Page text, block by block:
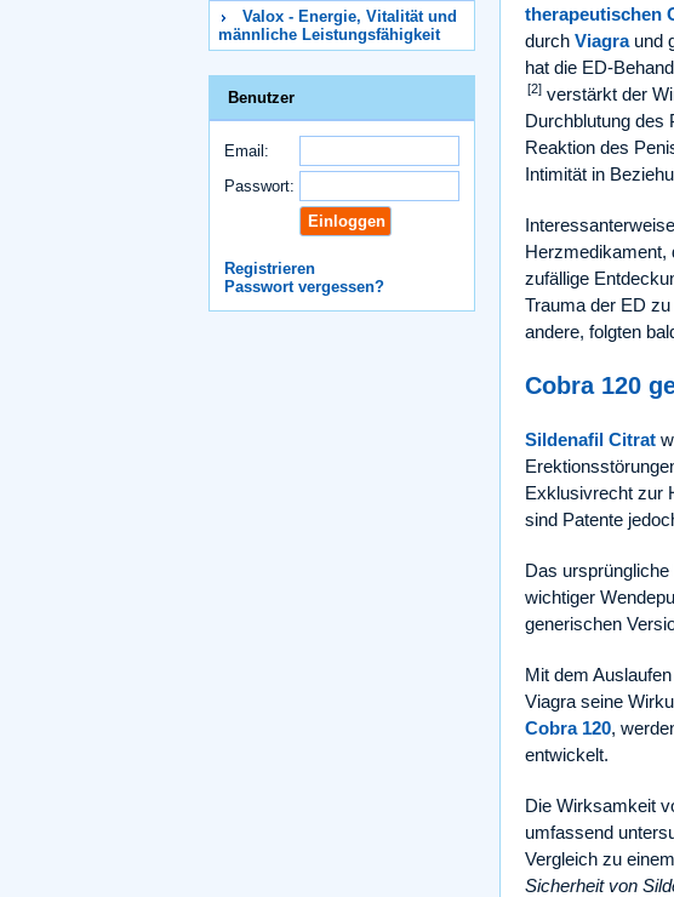
Valox - Energie, Vitalität und
männliche Leistungsfähigkeit
Benutzer
Email:
Passwort:
Registrieren
Passwort vergessen?
therapeutischen
durch Viagraund
hat die ED-
[2] verstärkt der
Durchblutung des
Reaktion des
Intimität in
Herzmedikament,
zufällige
Trauma der ED
andere, folgten
Cobra 120
Sildenafil Citrat
Exklusivrecht zur
sind Patente
Das
wichtiger
generischen
Mit dem
Viagra seine
Cobra 120,
entwickelt.
Die Wirksamkeit
umfassend
Vergleich zu
Sicherheit von